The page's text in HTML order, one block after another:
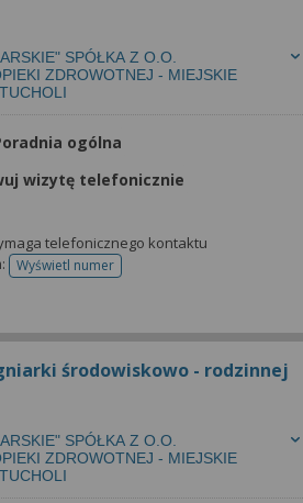
SPÓŁKA Z O.O.
ZDROWOTNEJ - MIEJSKIE
ogólna
wizytę telefonicznie
telefonicznego kontaktu
Wyświetl numertelefonu do rejestracji
środowiskowo - rodzinnej
SPÓŁKA Z O.O.
ZDROWOTNEJ - MIEJSKIE